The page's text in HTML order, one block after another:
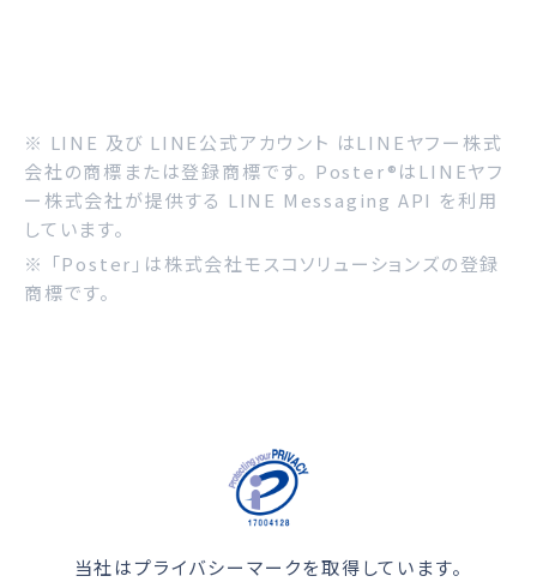
お問い合わせ先:問い合わせフォーム
※ 営業時間（土・日曜日、祝日、年末年始、ゴールデ
ンウィークを除く 9時から17時）外のお問い合わせ
は翌営業日以降に順次返信させていただきます。
個人情報を提供されることの任意性について
ご本人様が当社に個人情報を提供されるかどうか
※ LINE 及び LINE公式アカウント はLINEヤフー株式
会社の商標または登録商標です。 Poster®はLINEヤフ
ー株式会社が提供する LINE Messaging API を利用
しています。
※ 「Poster」は株式会社モスコソリューションズの登録
商標です。
当社はプライバシーマークを取得しています。